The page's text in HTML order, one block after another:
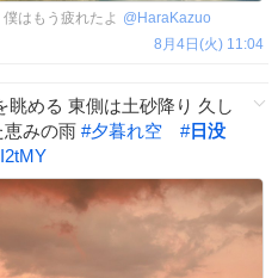
はもう疲れたよ @ HaraKazuo
8月4日(火) 11:04
眺める 東側は土砂降り 久し
恵みの雨 #夕暮れ空 #日没